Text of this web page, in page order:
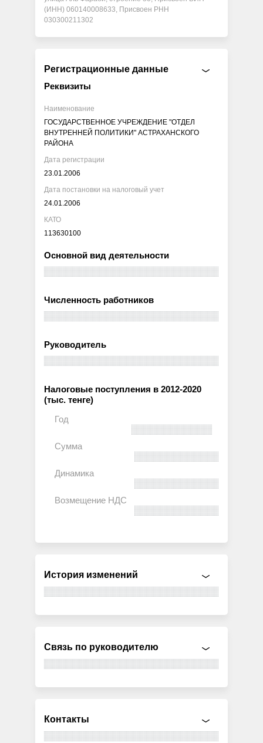
(ИНН) 060140008633, Присвоен РНН
030300211302
Регистрационные данные
Реквизиты
Наименование
ГОСУДАРСТВЕННОЕ УЧРЕЖДЕНИЕ "ОТДЕЛ
ВНУТРЕННЕЙ ПОЛИТИКИ" АСТРАХАНСКОГО
РАЙОНА
Дата регистрации
23.01.2006
Дата постановки на налоговый учет
24.01.2006
КАТО
113630100
Основной вид деятельности
Численность работников
Руководитель
Налоговые поступления в 2012-2020
(тыс. тенге)
История изменений
Связь по руководителю
Контакты